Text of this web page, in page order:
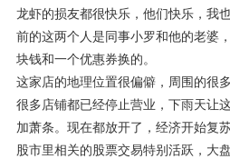
龙虾的损友都很快乐，他们快乐，我
前的这两个人是同事小罗和他的老婆
块钱和一个优惠券换的。
这家店的地理位置很偏僻，周围的很
很多店铺都已经停止营业，下雨天让
加萧条。现在都放开了，经济开始复
股市里相关的股票交易特别活跃，大